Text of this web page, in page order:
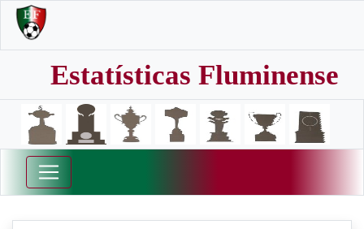
Estatísticas Fluminense